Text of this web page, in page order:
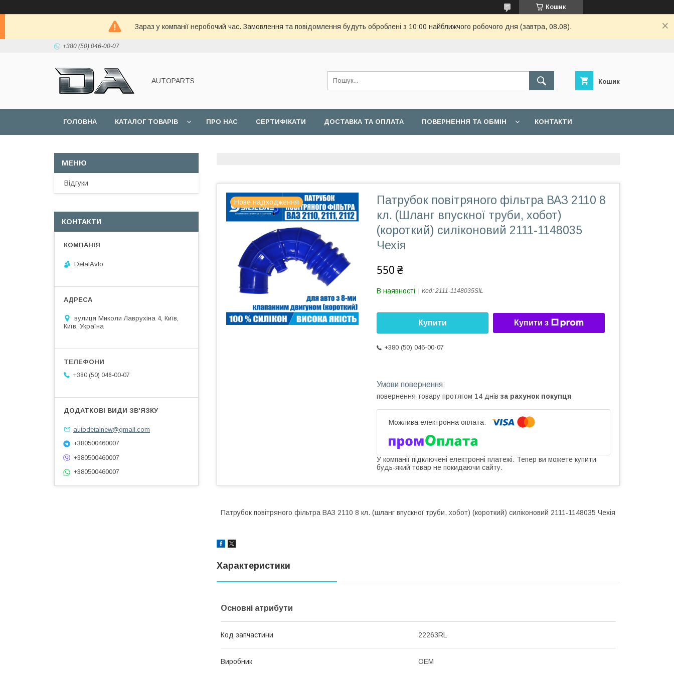
Кошик
Зараз у компанії неробочий час. Замовлення та повідомлення будуть оброблені з 10:00 найближчого робочого дня (завтра, 08.08).
+380 (50) 046-00-07
AUTOPARTS Кошик
ГОЛОВНА КАТАЛОГ ТОВАРІВ ПРО НАС СЕРТИФІКАТИ ДОСТАВКА ТА ОПЛАТА ПОВЕРНЕННЯ ТА ОБМІН КОНТАКТИ
Нове надходження
Патрубок повітряного фільтра ВАЗ 2110 8
кл. (Шланг впускної труби, хобот)
(короткий) силіконовий 2111-1148035
Чехія
550 ₴
В наявності Код: 2111-1148035SIL
Купити Купити з
+380 (50) 046-00-07
повернення товару протягом 14 днів за рахунок покупця
У компанії підключені електронні платежі. Тепер ви можете купити
будь-який товар не покидаючи сайту.
Патрубок повітряного фільтра ВАЗ 2110 8 кл. (шланг впускної труби, хобот) (короткий) силіконовий 2111-1148035 Чехія
Характеристики
Основні атрибути
Код запчастини 22263RL
Виробник OEM
Відгуки
КОНТАКТИ
DetalAvto
вулиця Миколи Лаврухіна 4, Київ,
Київ, Україна
+380 (50) 046-00-07
autodetalnew@gmail.com
+380500460007
+380500460007
+380500460007